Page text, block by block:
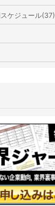
ケジュール(37)